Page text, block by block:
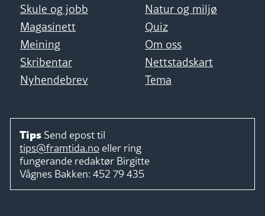
Skule og jobb
Natur og miljø
Magasinett
Quiz
Meining
Om oss
Skribentar
Nettstadskart
Nyhendebrev
Tema
Tips Send epost til
tips@framtida.no eller ring
fungerande redaktør Birgitte
Vågnes Bakken: 452 79 435